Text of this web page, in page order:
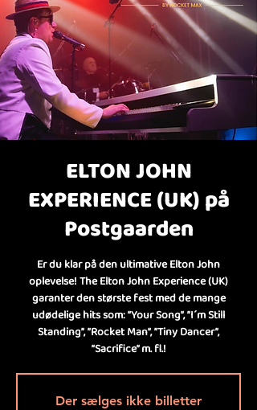
ELTON JOHN
EXPERIENCE (UK) på
Postgaarden
Er du klar på den ultimative Elton John
oplevelse! The Elton John Experience (UK)
garanter den største fest med de mange
udødelige hits som: ”Your Song”, ”I´m Still
Standing”, ”Rocket Man”, ”Tiny Dancer”,
”Sacrifice” m. fl.!
Der sælges ikke billetter